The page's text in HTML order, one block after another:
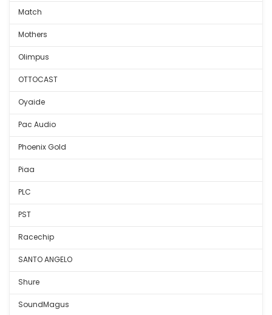
Match
Mothers
Olimpus
OTTOCAST
Oyaide
Pac Audio
Phoenix Gold
Piaa
PLC
PST
Racechip
SANTO ANGELO
Shure
SoundMagus